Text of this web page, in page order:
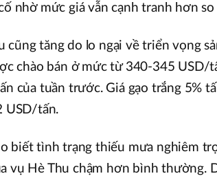
nhờ mức giá vẫn cạnh tranh hơn so
cũng tăng do lo ngại về triển vọng
chào bán ở mức từ 340-345 USD/
của tuần trước. Giá gạo trắng 5%
USD/tấn.
biết tình trạng thiếu mưa nghiêm
vụ Hè Thu chậm hơn bình thường.